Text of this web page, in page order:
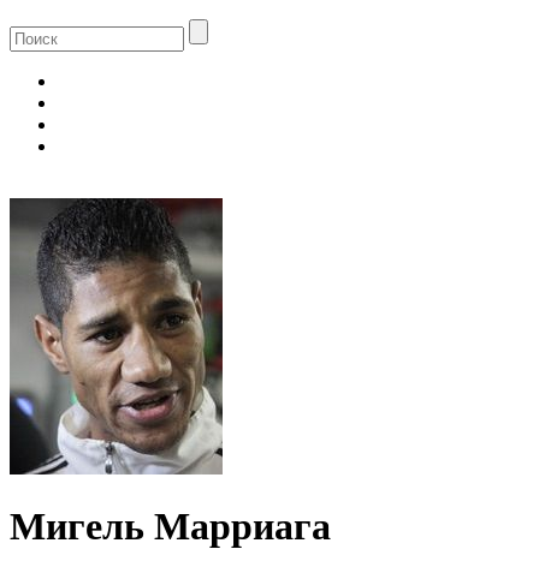
Мигель Марриага